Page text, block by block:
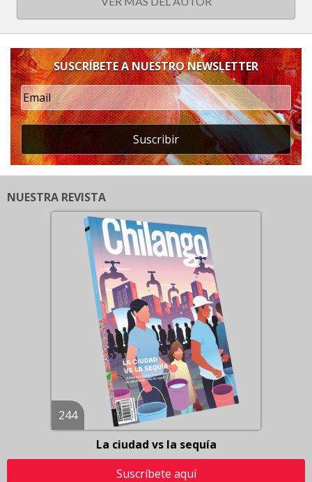
SUSCRÍBETE A NUESTRO NEWSLETTER
Suscribir
NUESTRA REVISTA
244
La ciudad vs la sequía
Suscríbete aquí